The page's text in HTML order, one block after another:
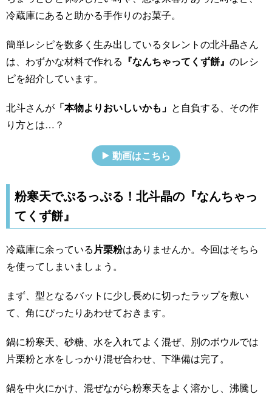
冷蔵庫にあると助かる手作りのお菓子。
簡単レシピを数多く生み出しているタレントの北斗晶さん
は、わずかな材料で作れる 『なんちゃってくず餅』 のレシ
ピを紹介しています。
北斗さんが 「本物よりおいしいかも」 と自負する、その作
り方とは…？
動画はこちら
粉寒天でぷるっぷる！北斗晶の『なんちゃっ
てくず餅』
冷蔵庫に余っている片栗粉はありませんか。今回はそちら
を使ってしまいましょう。
まず、型となるバットに少し長めに切ったラップを敷い
て、角にぴったりあわせておきます。
鍋に粉寒天、砂糖、水を入れてよく混ぜ、別のボウルでは
片栗粉と水をしっかり混ぜ合わせ、下準備は完了。
鍋を中火にかけ、混ぜながら粉寒天をよく溶かし、沸騰し